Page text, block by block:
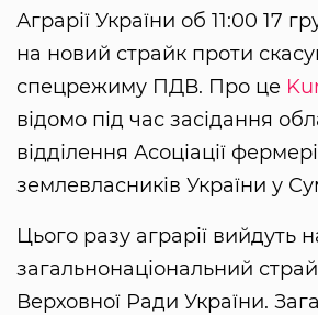
Аграрії України об 11:00 17
на новий страйк проти
спецрежиму ПДВ. Про це
відомо під час засідання
відділення Асоціації
землевласників України у
Цього разу аграрії вийдуть
загальнонаціональний
Верховної Ради України.